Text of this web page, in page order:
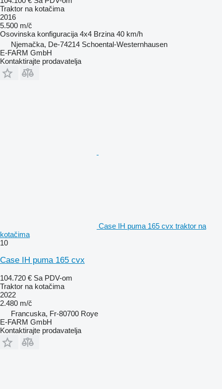
Traktor na kotačima
2016
5.500 m/č
Osovinska konfiguracija 4x4 Brzina 40 km/h
Njemačka, De-74214 Schoental-Westernhausen
E-FARM GmbH
Kontaktirajte prodavatelja
Case IH puma 165 cvx traktor na
kotačima
10
Case IH puma 165 cvx
104.720 € Sa PDV-om
Traktor na kotačima
2022
2.480 m/č
Francuska, Fr-80700 Roye
E-FARM GmbH
Kontaktirajte prodavatelja